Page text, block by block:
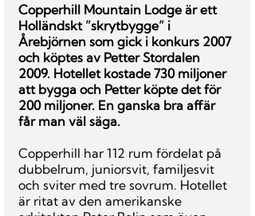
Copperhill Mountain Lodge är ett
Holländskt ”skrytbygge” i
Årebjörnen som gick i konkurs 2007
och köptes av Petter Stordalen
2009. Hotellet kostade 730 miljoner
att bygga och Petter köpte det för
200 miljoner. En ganska bra affär
får man väl säga.
Copperhill har 112 rum fördelat på
dubbelrum, juniorsvit, familjesvit
och sviter med tre sovrum. Hotellet
är ritat av den amerikanske